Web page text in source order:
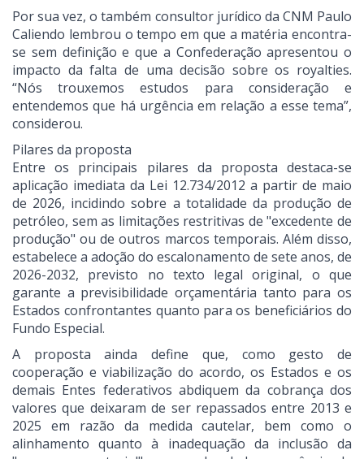
Por sua vez, o também consultor jurídico da CNM Paulo
Caliendo lembrou o tempo em que a matéria encontra-
se sem definição e que a Confederação apresentou o
impacto da falta de uma decisão sobre os royalties.
“Nós trouxemos estudos para consideração e
entendemos que há urgência em relação a esse tema”,
considerou.
Pilares da proposta
Entre os principais pilares da proposta destaca-se
aplicação imediata da Lei 12.734/2012 a partir de maio
de 2026, incidindo sobre a totalidade da produção de
petróleo, sem as limitações restritivas de "excedente de
produção" ou de outros marcos temporais. Além disso,
estabelece a adoção do escalonamento de sete anos, de
2026-2032, previsto no texto legal original, o que
garante a previsibilidade orçamentária tanto para os
Estados confrontantes quanto para os beneficiários do
Fundo Especial.
A proposta ainda define que, como gesto de
cooperação e viabilização do acordo, os Estados e os
demais Entes federativos abdiquem da cobrança dos
valores que deixaram de ser repassados entre 2013 e
2025 em razão da medida cautelar, bem como o
alinhamento quanto à inadequação da inclusão da